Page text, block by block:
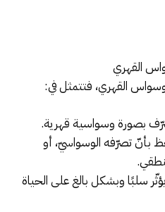
القهري
القهري، فتتمثل في:
بصورة وسواسية قهرية.
تصرّفه الوسواسيّ، أو
سلبًا وبشكل بالغ على الحياة